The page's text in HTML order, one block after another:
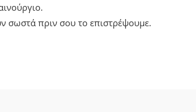
σωστά πριν σου το επιστρέψουμε.